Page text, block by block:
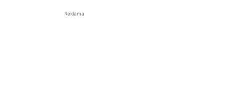
Reklama